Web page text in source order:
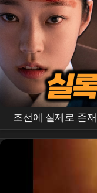
조선에 실제로 존